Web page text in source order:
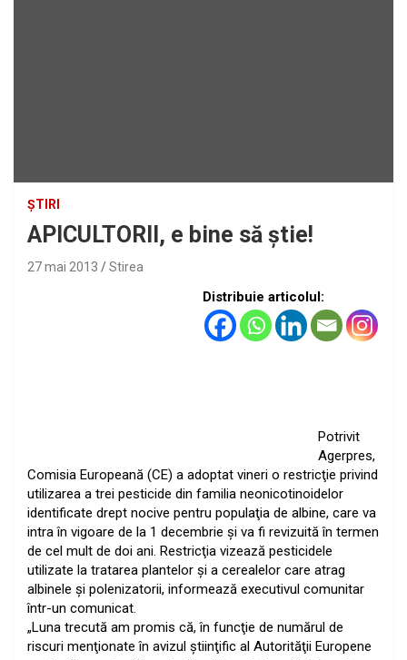
ȘTIRI
APICULTORII, e bine să ştie!
27 mai 2013 Stirea
Distribuie articolul:
Potrivit
Agerpres,
Comisia Europeană (CE) a adoptat vineri o restricţie privind
utilizarea a trei pesticide din familia neonicotinoidelor
identificate drept nocive pentru populaţia de albine, care va
intra în vigoare de la 1 decembrie şi va fi revizuită în termen
de cel mult de doi ani. Restricţia vizează pesticidele
utilizate la tratarea plantelor şi a cerealelor care atrag
albinele şi polenizatorii, informează executivul comunitar
într-un comunicat.
„Luna trecută am promis că, în funcţie de numărul de
riscuri menţionate în avizul ştiinţific al Autorităţii Europene